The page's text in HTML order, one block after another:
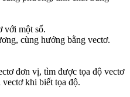
với một số.
cùng hướng bằng vectơ.
đơn vị, tìm được tọa độ vectơ
khi biết tọa độ.